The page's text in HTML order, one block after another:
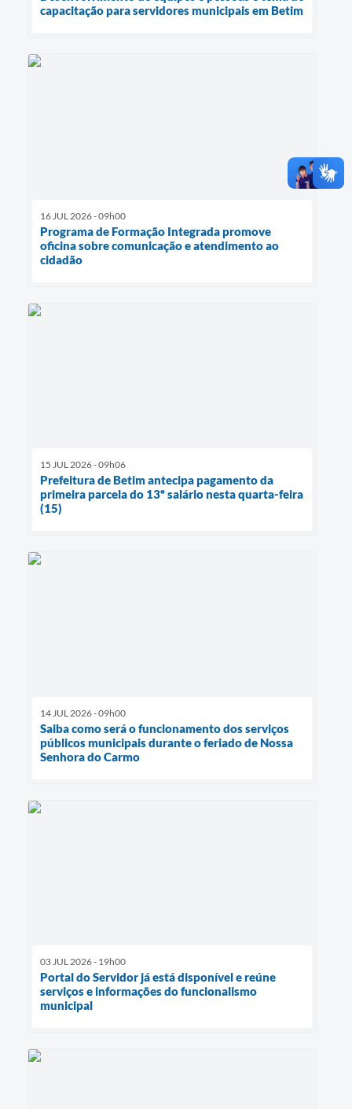
capacitação para servidores municipais em Betim
16 JUL 2026 - 09h00
Programa de Formação Integrada promove
oficina sobre comunicação e atendimento ao
cidadão
15 JUL 2026 - 09h06
Prefeitura de Betim antecipa pagamento da
primeira parcela do 13º salário nesta quarta-feira
(15)
14 JUL 2026 - 09h00
Saiba como será o funcionamento dos serviços
públicos municipais durante o feriado de Nossa
Senhora do Carmo
03 JUL 2026 - 19h00
Portal do Servidor já está disponível e reúne
serviços e informações do funcionalismo
municipal